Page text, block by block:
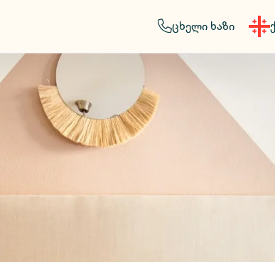
ცხელი ხაზი